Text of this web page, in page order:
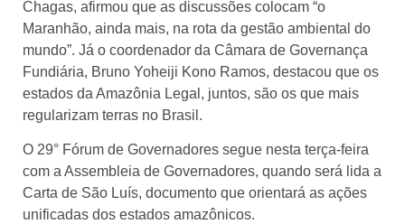
Chagas, afirmou que as discussões colocam “o
Maranhão, ainda mais, na rota da gestão ambiental do
mundo”. Já o coordenador da Câmara de Governança
Fundiária, Bruno Yoheiji Kono Ramos, destacou que os
estados da Amazônia Legal, juntos, são os que mais
regularizam terras no Brasil.
O 29° Fórum de Governadores segue nesta terça-feira
com a Assembleia de Governadores, quando será lida a
Carta de São Luís, documento que orientará as ações
unificadas dos estados amazônicos.